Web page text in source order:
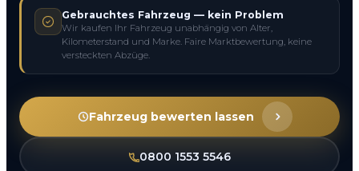
Kostenlos anfragen
Gebrauchtes Fahrzeug — kein Problem
Wir kaufen Ihr Fahrzeug unabhängig von Alter,
Kilometerstand und Marke. Faire Marktbewertung, keine
versteckten Abzüge.
Fahrzeug bewerten lassen
0800 1553 5546